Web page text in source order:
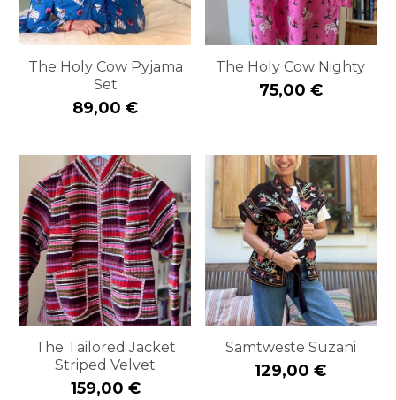
The Holy Cow Pyjama
Set
89,00 €
The Holy Cow Nighty
75,00 €
The Tailored Jacket
Striped Velvet
159,00 €
Samtweste Suzani
129,00 €